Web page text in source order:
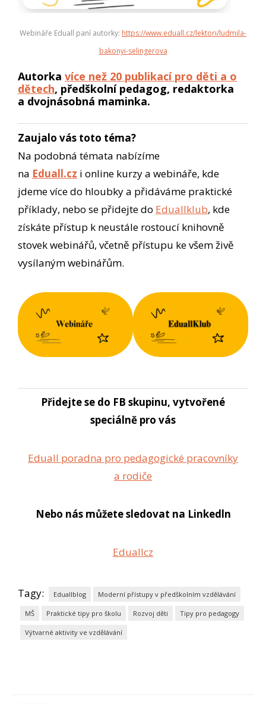
Webináře Eduall paní autorky: https://www.eduall.cz/lektori/ludmila-
bakonyi-selingerova
Autorka více než 20 publikací pro děti a o
dětech, předškolní pedagog, redaktorka
a dvojnásobná maminka.
Zaujalo vás toto téma?
Na podobná témata nabízíme
na Eduall.cz i online kurzy a webináře, kde
jdeme více do hloubky a přidáváme praktické
příklady, nebo se přidejte do Eduallklub, kde
získáte přístup k neustále rostoucí knihovně
stovek webinářů, včetně přístupu ke všem živě
vysílaným webinářům.
Přidejte se do FB skupinu, vytvořené
speciálně pro vás
Eduall poradna pro pedagogické pracovníky
a rodiče
Nebo nás můžete sledovat na Linkedln
Eduallcz
Tagy: Eduallblog Moderní přístupy v předškolním vzdělávání
MŠ Praktické tipy pro školu Rozvoj děti Tipy pro pedagogy
Výtvarné aktivity ve vzdělávání